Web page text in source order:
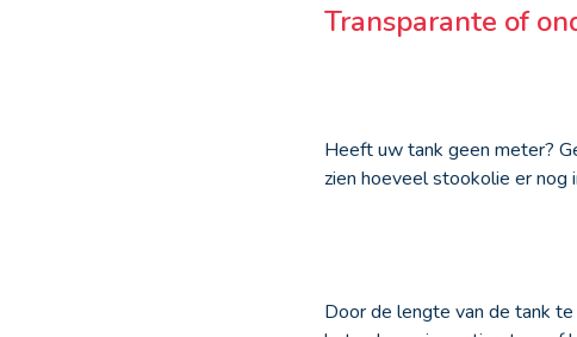
Transparante of
Heeft uw tank geen meter?
zien hoeveel stookolie er nog
Door de lengte van de tank